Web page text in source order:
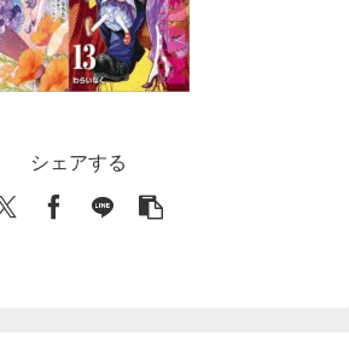
シェアする